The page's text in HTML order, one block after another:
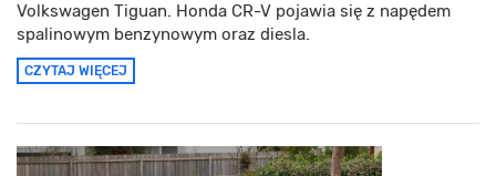
Volkswagen Tiguan. Honda CR-V pojawia się z napędem
spalinowym benzynowym oraz diesla.
CZYTAJ WIĘCEJ